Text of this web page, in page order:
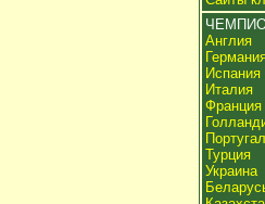
Англия
Испания
Италия
Франция
Турция
Украина